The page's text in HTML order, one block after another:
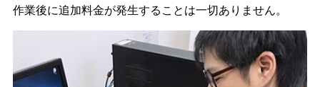
作業後に追加料金が発生することは一切ありません。